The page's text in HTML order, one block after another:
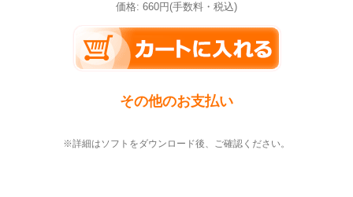
価格: 660円(手数料・税込)
その他のお支払い
※詳細はソフトをダウンロード後、ご確認ください。